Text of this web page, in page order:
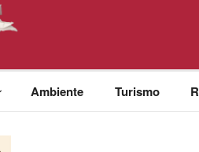
Ambiente Turismo